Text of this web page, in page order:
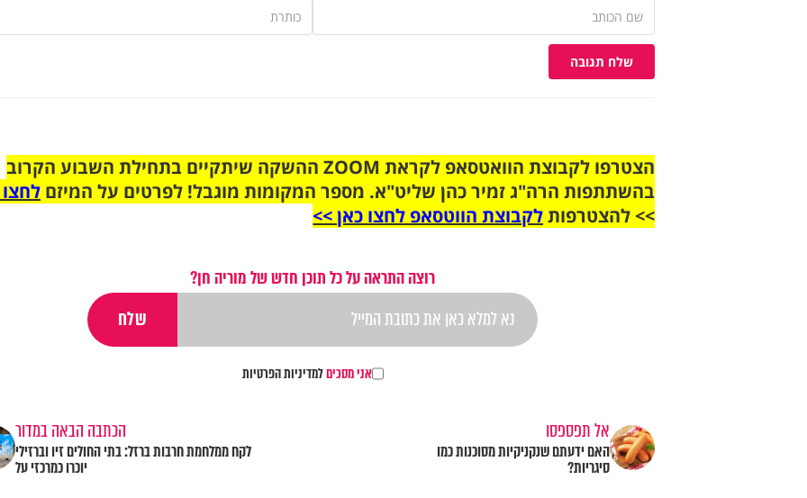
שלח תגובה
הצטרפו לקבוצת הוואטסאפ לקראת ZOOM ההשקה שיתקיים בתחילת השבוע הקרוב
בהשתתפות הרה"ג זמיר כהן שליט"א. מספר המקומות מוגבל! לפרטים על המיזם
>> להצטרפותלקבוצת הווטסאפ לחצו כאן >>
רוצה התראה על כל תוכן חדש של מוריה חן?
אני מסכיםלמדיניות הפרטיות
אל תפספסו
האם ידעתם שנקניקיות מסוכנות כמו
סיגריות?
הכתבה הבאה במדור
לקח ממלחמת חרבות ברזל: בתי החולים זיו וברזילי
יוכרו כמרכזי על